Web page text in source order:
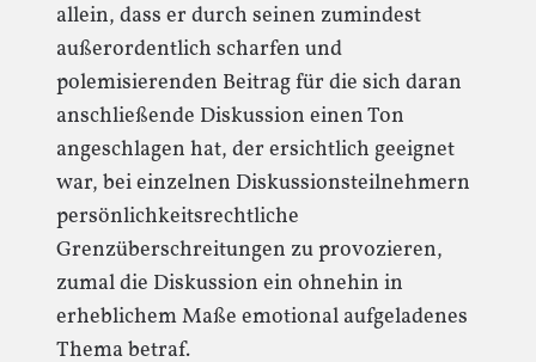
allein, dass er durch seinen zumindest
außerordentlich scharfen und
polemisierenden Beitrag für die sich daran
anschließende Diskussion einen Ton
angeschlagen hat, der ersichtlich geeignet
war, bei einzelnen Diskussionsteilnehmern
persönlichkeitsrechtliche
Grenzüberschreitungen zu provozieren,
zumal die Diskussion ein ohnehin in
erheblichem Maße emotional aufgeladenes
Thema betraf.